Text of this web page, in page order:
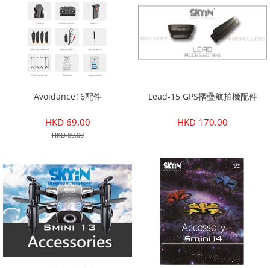
Avoidance16配件
HKD 69.00
HKD 89.00
Lead-15 GPS摺疊航拍機配件
HKD 170.00